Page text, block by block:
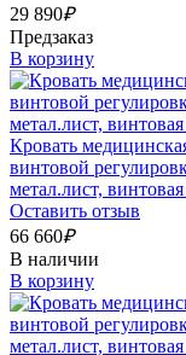
29 890₽
Предзаказ
В корзину
Кровать
винтовой
метал.лист,
Оставить отзыв
66 660₽
В наличии
В корзину